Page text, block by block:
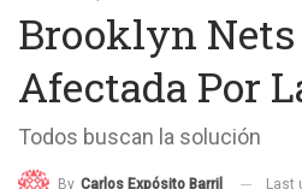
Brooklyn Nets
Afectada Por
Todos buscan la solución
By Carlos Expósito Barril Last